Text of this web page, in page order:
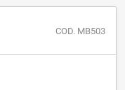
COD. MB503